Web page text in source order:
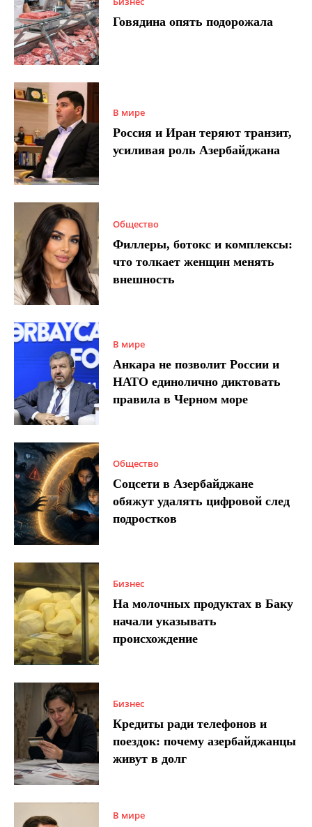
Говядина опять подорожала
В мире
Россия и Иран теряют транзит,
усиливая роль Азербайджана
Общество
Филлеры, ботокс и комплексы:
что толкает женщин менять
внешность
В мире
Анкара не позволит России и
НАТО единолично диктовать
правила в Черном море
Общество
Соцсети в Азербайджане
обяжут удалять цифровой след
подростков
Бизнес
На молочных продуктах в Баку
начали указывать
происхождение
Бизнес
Кредиты ради телефонов и
поездок: почему азербайджанцы
живут в долг
В мире